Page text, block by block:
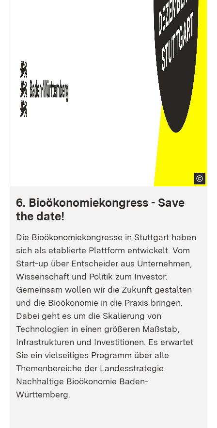
6. Bioökonomiekongress - Save
the date!
Die Bioökonomiekongresse in Stuttgart haben
sich als etablierte Plattform entwickelt. Vom
Start-up über Entscheider aus Unternehmen,
Wissenschaft und Politik zum Investor:
Gemeinsam wollen wir die Zukunft gestalten
und die Bioökonomie in die Praxis bringen.
Dabei geht es um die Skalierung von
Technologien in einen größeren Maßstab,
Infrastrukturen und Investitionen. Es erwartet
Sie ein vielseitiges Programm über alle
Themenbereiche der Landesstrategie
Nachhaltige Bioökonomie Baden-
Württemberg.